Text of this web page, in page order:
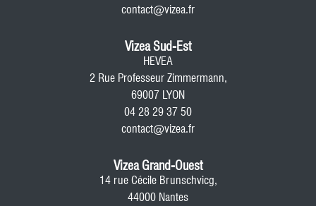
contact@vizea.fr
Vizea Sud-Est
HEVEA
2 Rue Professeur Zimmermann,
69007 LYON
04 28 29 37 50
contact@vizea.fr
Vizea Grand-Ouest
14 rue Cécile Brunschvicg,
44000 Nantes